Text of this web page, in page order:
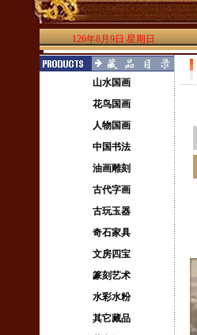
126年8月9日 星期日
山水国画
花鸟国画
人物国画
中国书法
油画雕刻
古代字画
古玩玉器
奇石家具
文房四宝
篆刻艺术
水彩水粉
其它藏品